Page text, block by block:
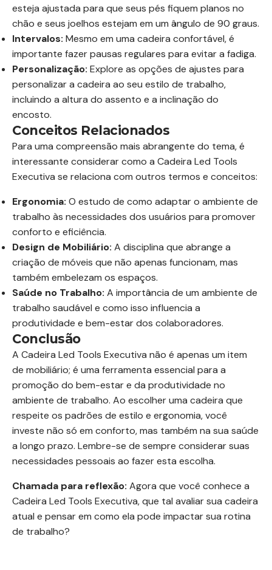
esteja ajustada para que seus pés fiquem planos no
chão e seus joelhos estejam em um ângulo de 90 graus.
Intervalos: Mesmo em uma cadeira confortável, é
importante fazer pausas regulares para evitar a fadiga.
Personalização: Explore as opções de ajustes para
personalizar a cadeira ao seu estilo de trabalho,
incluindo a altura do assento e a inclinação do
encosto.
Conceitos Relacionados
Para uma compreensão mais abrangente do tema, é
interessante considerar como a Cadeira Led Tools
Executiva se relaciona com outros termos e conceitos:
Ergonomia: O estudo de como adaptar o ambiente de
trabalho às necessidades dos usuários para promover
conforto e eficiência.
Design de Mobiliário: A disciplina que abrange a
criação de móveis que não apenas funcionam, mas
também embelezam os espaços.
Saúde no Trabalho: A importância de um ambiente de
trabalho saudável e como isso influencia a
produtividade e bem-estar dos colaboradores.
Conclusão
A Cadeira Led Tools Executiva não é apenas um item
de mobiliário; é uma ferramenta essencial para a
promoção do bem-estar e da produtividade no
ambiente de trabalho. Ao escolher uma cadeira que
respeite os padrões de estilo e ergonomia, você
investe não só em conforto, mas também na sua saúde
a longo prazo. Lembre-se de sempre considerar suas
necessidades pessoais ao fazer esta escolha.
Chamada para reflexão: Agora que você conhece a
Cadeira Led Tools Executiva, que tal avaliar sua cadeira
atual e pensar em como ela pode impactar sua rotina
de trabalho?